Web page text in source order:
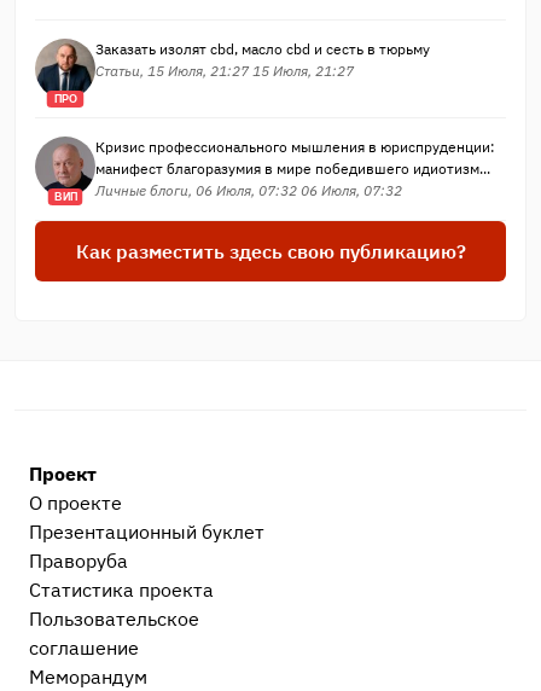
ПРО
Заказать изолят cbd, масло cbd и сесть в тюрьму
Статьи, 15 Июля, 21:27 15 Июля, 21:27
ВИП
Кризис профессионального мышления в юриспруденции:
манифест благоразумия в мире победившего идиотизм...
Личные блоги, 06 Июля, 07:32 06 Июля, 07:32
Как разместить здесь свою публикацию?
Проект
О проекте
Презентационный букл​ет
Праворуба
Статистика проекта
Пользовательское
соглашение
Меморандум